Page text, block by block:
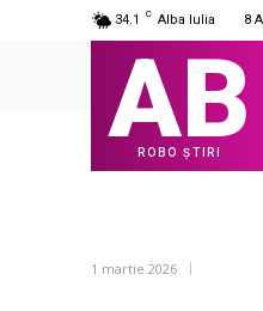
34.1 C Alba Iulia 8
AB
ROBO ȘTIRI
1 martie 2026